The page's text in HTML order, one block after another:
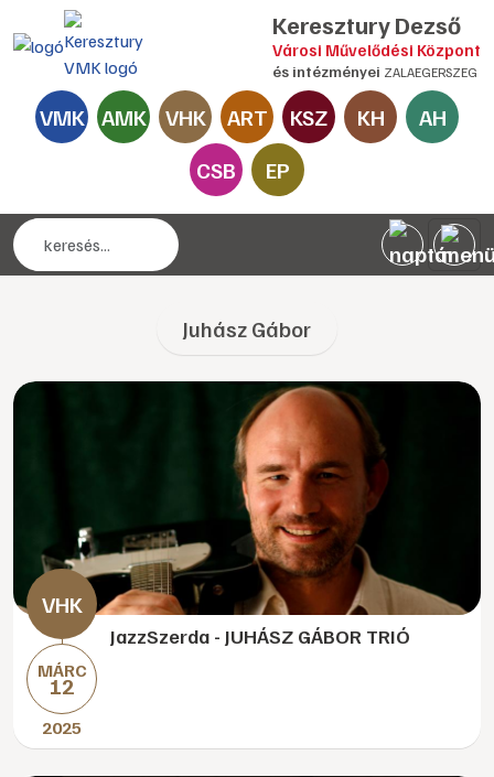
Keresztury Dezső
Városi Művelődési Központ
és intézményei ZALAEGERSZEG
VMK AMK VHK ART KSZ KH
AH
CSB
EP
Juhász Gábor
MÁRC
12
2025
JazzSzerda - JUHÁSZ GÁBOR TRIÓ